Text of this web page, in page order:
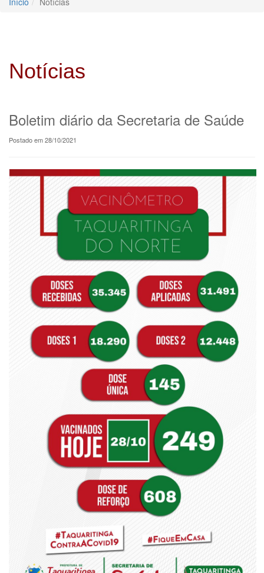
Notícias
Boletim diário da Secretaria de Saúde
Postado em 28/10/2021